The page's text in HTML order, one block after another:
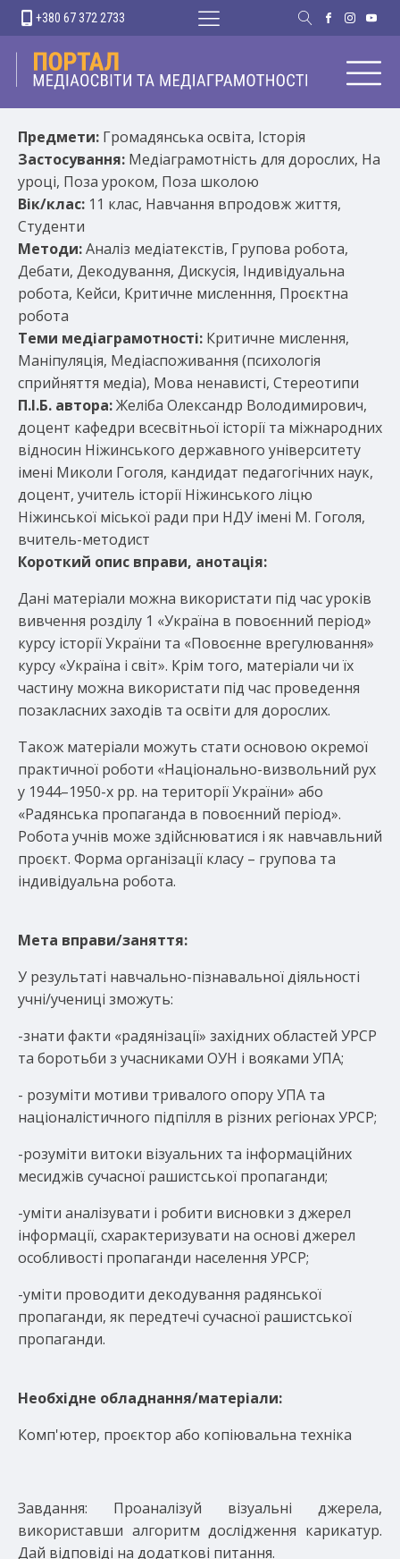
+380 67 372 2733
Предмети: Громадянська освіта, Історія
Застосування: Медіаграмотність для дорослих, На
уроці, Поза уроком, Поза школою
Вік/клас: 11 клас, Навчання впродовж життя,
Студенти
Методи:Аналіз медіатекстів, Групова робота,
Дебати, Декодування, Дискусія, Індивідуальна
робота, Кейси, Критичне мисленння, Проєктна
робота
Теми медіаграмотності: Критичне мислення,
Маніпуляція, Медіаспоживання (психологія
сприйняття медіа), Мова ненависті, Стереотипи
П.І.Б. автора:Желіба Олександр Володимирович,
доцент кафедри всесвітньої історії та міжнародних
відносин Ніжинського державного університету
імені Миколи Гоголя, кандидат педагогічних наук,
доцент, учитель історії Ніжинського ліцю
Ніжинської міської ради при НДУ імені М. Гоголя,
вчитель-методист
Короткий опис вправи, анотація:
Дані матеріали можна використати під час уроків
вивчення розділу 1 «Україна в повоєнний період»
курсу історії України та «Повоєнне врегулювання»
курсу «Україна і світ». Крім того, матеріали чи їх
частину можна використати під час проведення
позакласних заходів та освіти для дорослих.
Також матеріали можуть стати основою окремої
практичної роботи «Національно-визвольний рух
у 1944–1950-х рр. на території України» або
«Радянська пропаганда в повоєнний період».
Робота учнів може здійснюватися і як навчавльний
проєкт. Форма організації класу – групова та
індивідуальна робота.
Мета вправи/заняття:
У результаті навчально-пізнавальної діяльності
учні/учениці зможуть:
-знати факти «радянізації» західних областей УРСР
та боротьби з учасниками ОУН і вояками УПА;
- розуміти мотиви тривалого опору УПА та
націоналістичного підпілля в різних регіонах УРСР;
-розуміти витоки візуальних та інформаційних
месиджів сучасної рашистської пропаганди;
-уміти аналізувати і робити висновки з джерел
інформації, схарактеризувати на основі джерел
особливості пропаганди населення УРСР;
-уміти проводити декодування радянської
пропаганди, як передтечі сучасної рашистської
пропаганди.
Необхідне обладнання/матеріали:
Комп'ютер, проєктор або копіювальна техніка
Завдання: Проаналізуй візуальні джерела,
використавши алгоритм дослідження карикатур.
Дай відповіді на додаткові питання.